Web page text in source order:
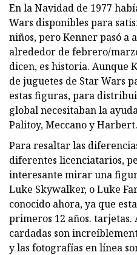
En la Navidad de 1977
Wars disponibles para
niños, pero Kenner pasó a
alrededor de febrero/
dicen, es historia. Aunque
de juguetes de Star Wars
estas figuras, para
global necesitaban la
Palitoy, Meccano y Harbert.
Para resaltar las
diferentes licenciatarios,
interesante mirar una
Luke Skywalker, o Luke
conocido ahora, ya que
primeros 12 años. tarjetas.
cardadas son
y las fotografías en línea